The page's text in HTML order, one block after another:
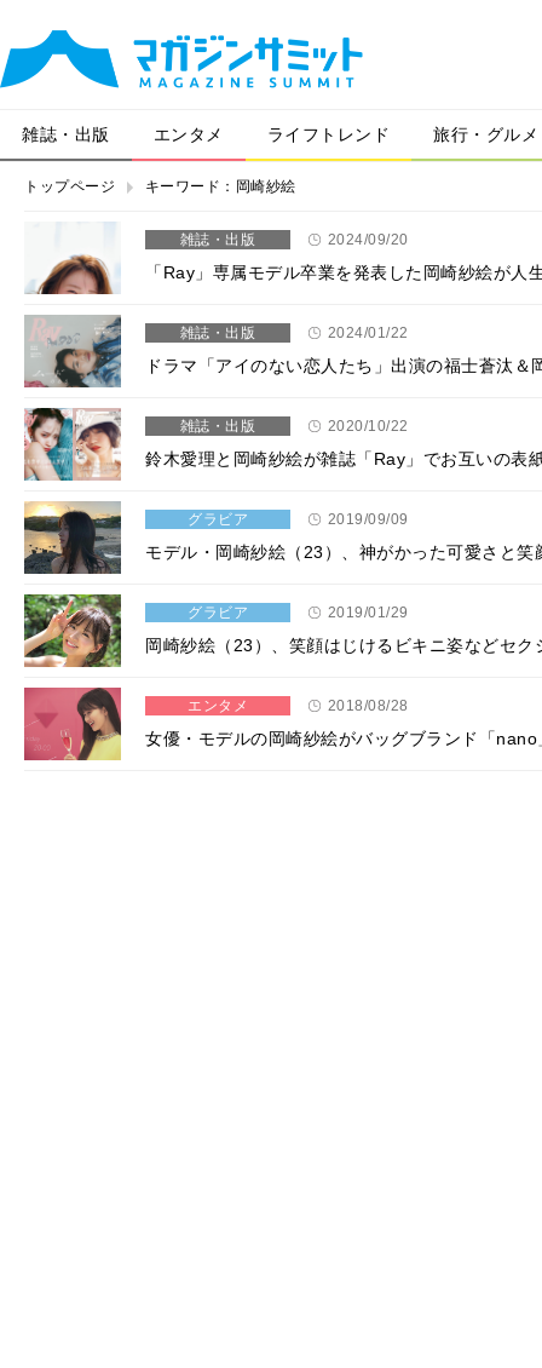
雑誌・出版 エンタメ ライフトレンド 旅行・グルメ
トップページ キーワード：岡崎紗絵
雑誌・出版 2024/09/20
「Ray」専属モデル卒業を発表した岡崎紗絵が
雑誌・出版 2024/01/22
ドラマ「アイのない恋人たち」出演の福士蒼汰
雑誌・出版 2020/10/22
鈴木愛理と岡崎紗絵が雑誌「Ray」でお互いの表
グラビア 2019/09/09
モデル・岡崎紗絵（23）、神がかった可愛さと
グラビア 2019/01/29
岡崎紗絵（23）、笑顔はじけるビキニ姿などセ
エンタメ 2018/08/28
女優・モデルの岡崎紗絵がバッグブランド「